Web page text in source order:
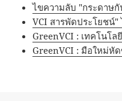
ไขความลับ "กระดาษ
VCI สารพัดประโยชน์"
GreenVCI : เทคโนโ
GreenVCI : มือใหม่หั